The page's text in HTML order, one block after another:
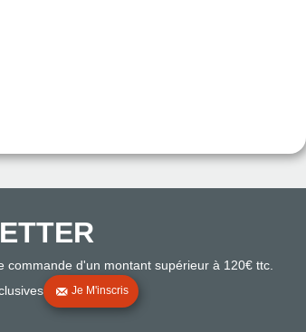
d'un montant supérieur à 120€ ttc.
Je M'inscris